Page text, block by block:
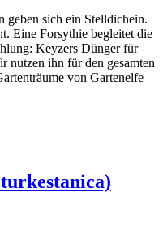
geben sich ein Stelldichein.
Eine Forsythie begleitet die
Keyzers Dünger für
nutzen ihn für den gesamten
von Gartenelfe